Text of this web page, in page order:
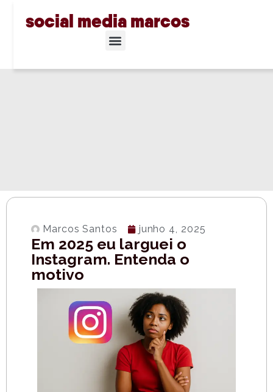
social media marcos
Marcos Santos junho 4, 2025
Em 2025 eu larguei o
Instagram. Entenda o
motivo